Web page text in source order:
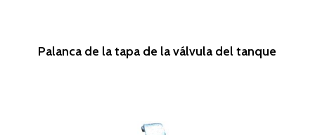
Leer Más
Palanca de la tapa de la válvula del tanque